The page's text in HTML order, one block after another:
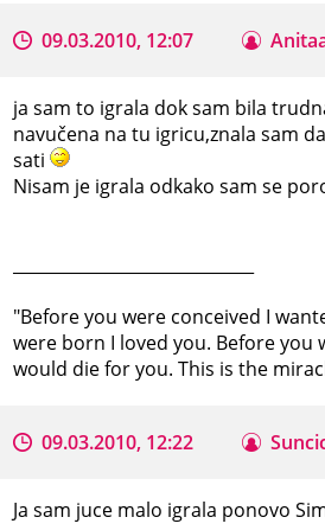
09.03.2010, 12:07
ja sam to igrala dok sam bila
navučena na tu igricu,znala sam
sati
Nisam je igrala odkako sam se
"Before you were conceived I
were born I loved you. Before you
would die for you. This is the
09.03.2010, 12:22
Ja sam juce malo igrala ponovo